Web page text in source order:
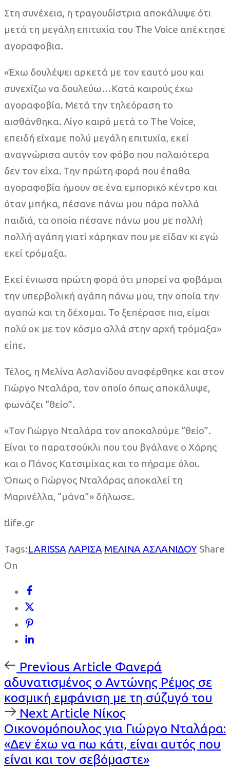
Στη συνέχεια, η τραγουδίστρια αποκάλυψε ότι
μετά τη μεγάλη επιτυχία του The Voice απέκτησε
αγοραφοβια.
«Έχω δουλέψει αρκετά με τον εαυτό μου και
συνεχίζω να δουλεύω…Κατά καιρούς έχω
αγοραφοβία. Μετά την τηλεόραση το
αισθάνθηκα. Λίγο καιρό μετά το The Voice,
επειδή είχαμε πολύ μεγάλη επιτυχία, εκεί
αναγνώρισα αυτόν τον φόβο που παλαιότερα
δεν τον είχα. Την πρώτη φορά που έπαθα
αγοραφοβία ήμουν σε ένα εμπορικό κέντρο και
όταν μπήκα, πέσανε πάνω μου πάρα πολλά
παιδιά, τα οποία πέσανε πάνω μου με πολλή
πολλή αγάπη γιατί χάρηκαν που με είδαν κι εγώ
εκεί τρόμαξα.
Εκεί ένιωσα πρώτη φορά ότι μπορεί να φοβάμαι
την υπερβολική αγάπη πάνω μου, την οποία την
αγαπώ και τη δέχομαι. Το ξεπέρασε πια, είμαι
πολύ οκ με τον κόσμο αλλά στην αρχή τρόμαξα»
είπε.
Τέλος, η Μελίνα Ασλανίδου αναφέρθηκε και στον
Γιώργο Νταλάρα, τον οποίο όπως αποκάλυψε,
φωνάζει “θείο”.
«Τον Γιώργο Νταλάρα τον αποκαλούμε “θείο”.
Είναι το παρατσούκλι που του βγάλανε ο Χάρης
και ο Πάνος Κατσιμίχας και το πήραμε όλοι.
Όπως ο Γιώργος Νταλάρας αποκαλεί τη
Μαρινέλλα, “μάνα”» δήλωσε.
tlife.gr
Tags:LARISSA ΛΑΡΙΣΑ ΜΕΛΙΝΑ ΑΣΛΑΝΙΔΟΥ Share
On
Previous
Article
Previous Article Φανερά
αδυνατισμένος ο Αντώνης Ρέμος σε
κοσμική εμφάνιση με τη σύζυγό του
Next
Article
Next Article Νίκος
Οικονομόπουλος για Γιώργο Νταλάρα:
«Δεν έχω να πω κάτι, είναι αυτός που
είναι και τον σεβόμαστε»